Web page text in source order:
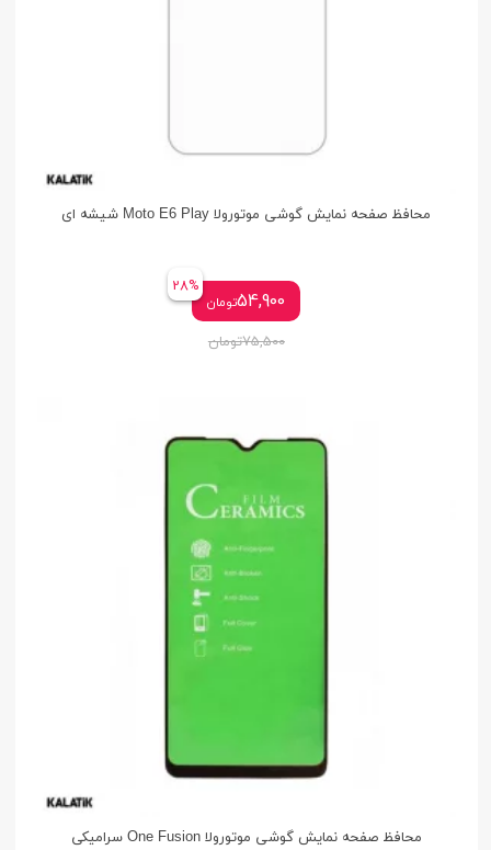
محافظ صفحه نمایش گوشی موتورولا Moto E6 Play شیشه ای
54,900تومان
28%
75,500تومان
محافظ صفحه نمایش گوشی موتورولا One Fusion سرامیکی